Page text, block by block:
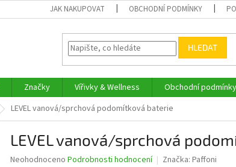
JAK NAKUPOVAT OBCHODNÍ PODMÍNKY
HLEDAT
Značky Vířivky & Wellness Obchodní podmínky
LEVEL vanová/sprchová podomítková baterie
LEVEL vanová/sprchová
Průměrné
Neohodnoceno Podrobnosti hodnocení Značka: Paffoni